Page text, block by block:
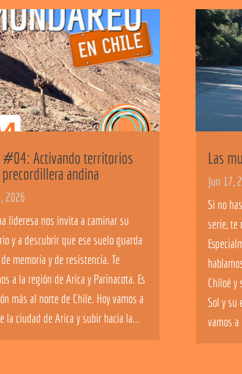
#04: Activando territorios
andina
2026
lideresa nos invita a caminar su
y a descubrir que ese suelo guarda
memoria y de resistencia. Te
a la región de Arica y Parinacota. Es
más al norte de Chile. Hoy vamos a
la ciudad de Arica y subir hacia la...
Las
Jun 17,
Si no
serie, te
Chiloé y
Sol y su
vamos a